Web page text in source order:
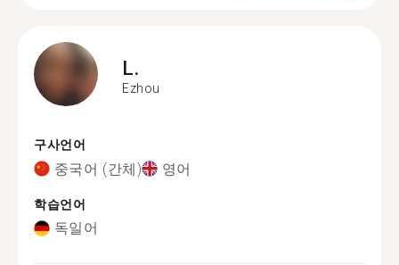
L.
Ezhou
구사언어
중국어 (간체) 영어
학습언어
독일어